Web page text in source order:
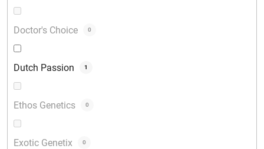
Doctor's Choice 0
Dutch Passion 1
Ethos Genetics 0
Exotic Genetix 0